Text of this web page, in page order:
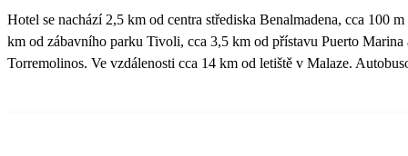
Hotel se nachází 2,5 km od centra střediska Benalmadena, cca 100
km od zábavního parku Tivoli, cca 3,5 km od přístavu Puerto Marina
Torremolinos. Ve vzdálenosti cca 14 km od letiště v Malaze.